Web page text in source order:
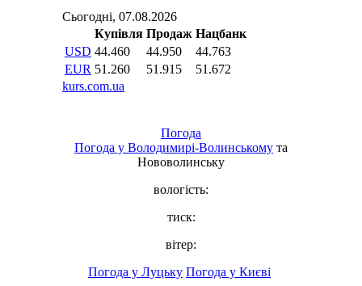
Погода
Погода у Володимирі-Волинському та
Нововолинську
вологість:
тиск:
вітер:
Погода у Луцьку Погода у Києві